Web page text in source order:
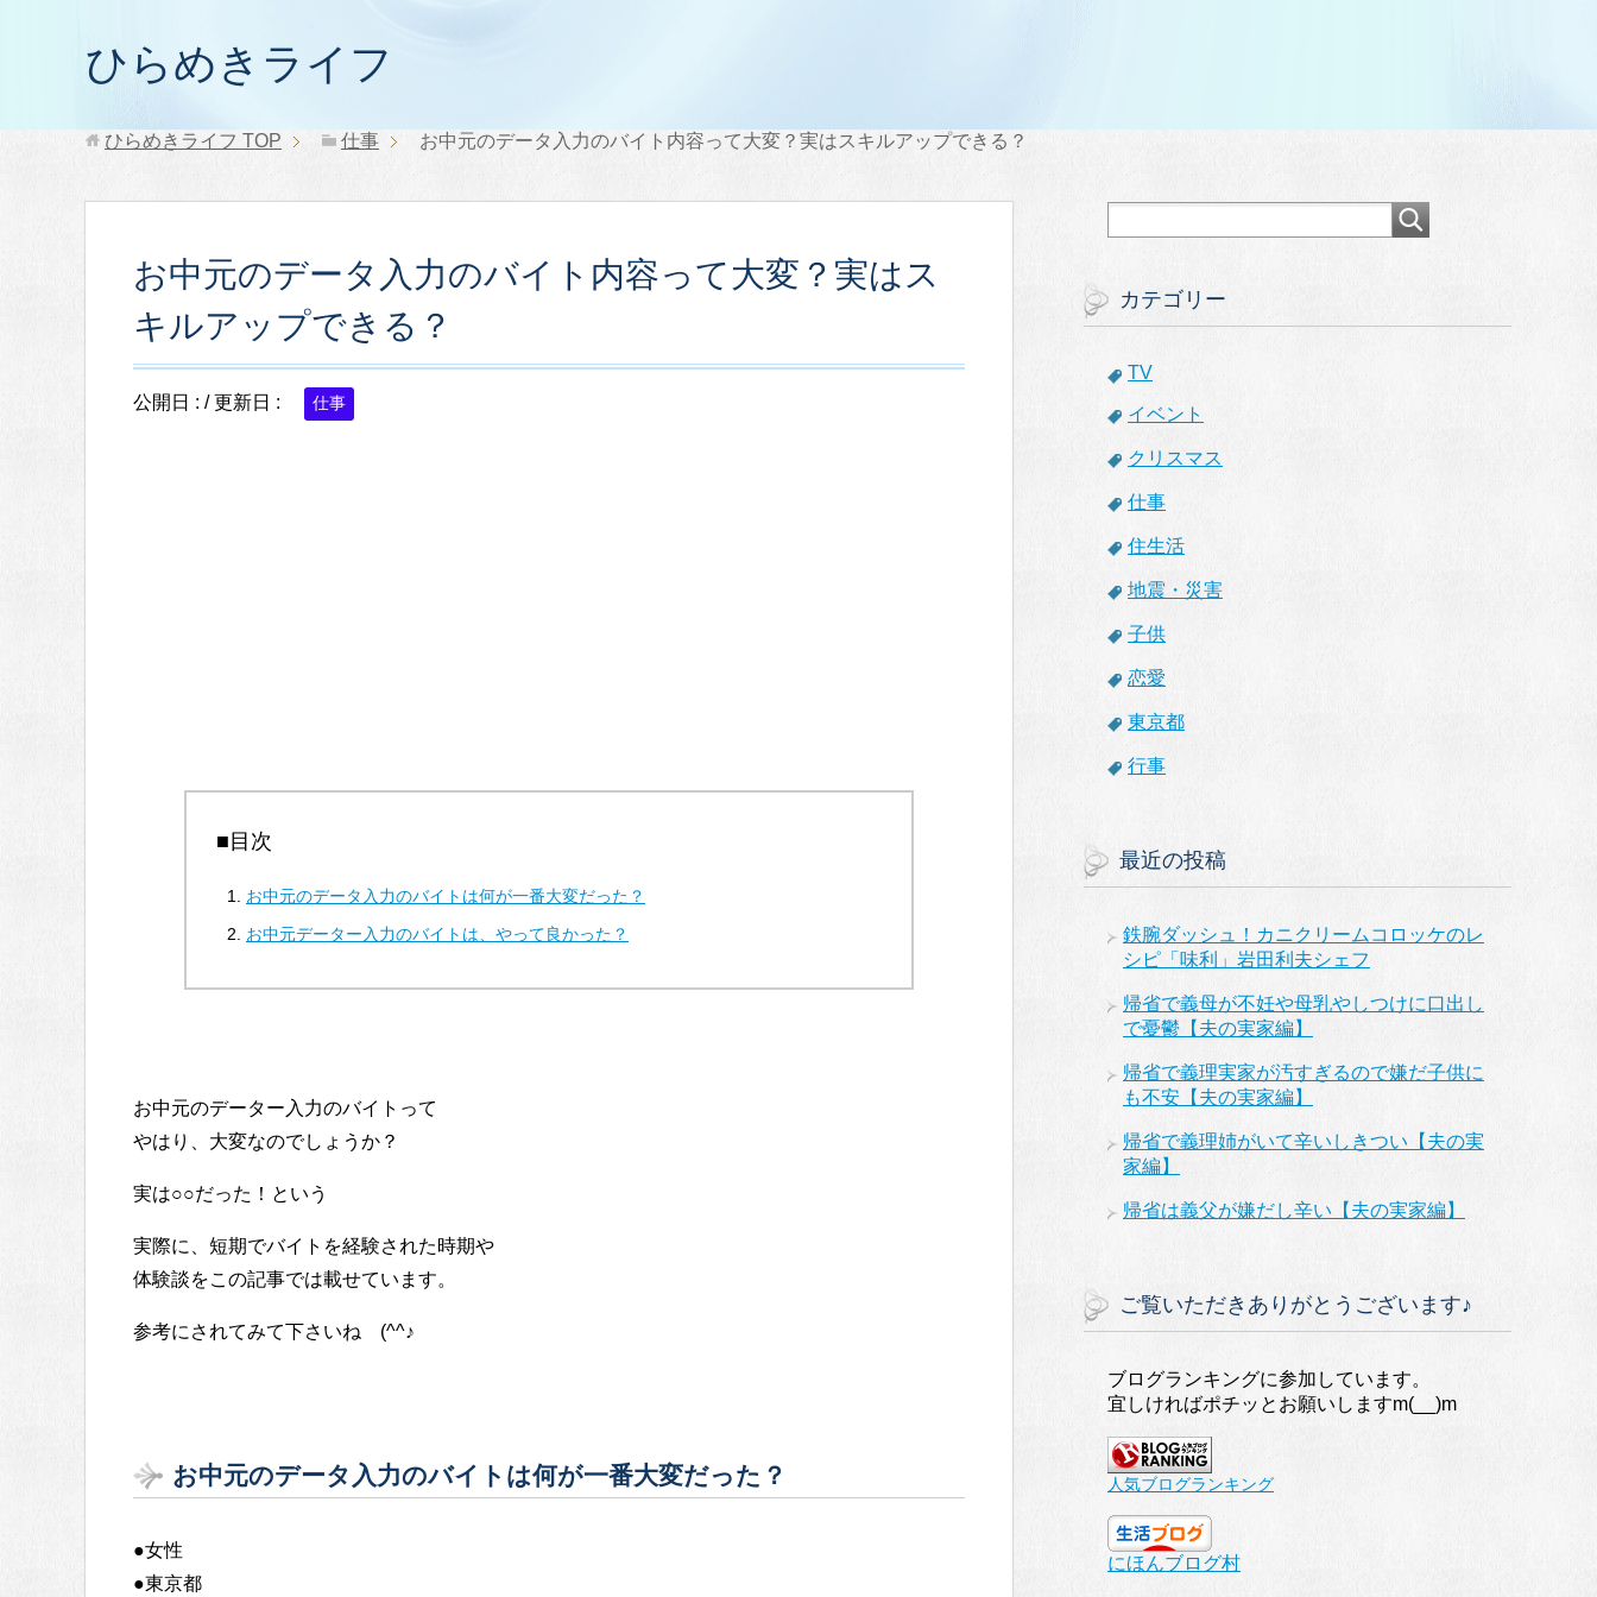
ひらめきライフ
ひらめきライフ TOP 仕事 お中元のデータ入力のバイト内容って大変？実はスキルアップできる？
お中元のデータ入力のバイト内容って大変？実はス
キルアップできる？
公開日 : / 更新日 : 仕事
■目次
お中元のデータ入力のバイトは何が一番大変だった？
お中元データー入力のバイトは、やって良かった？
お中元のデーター入力のバイトって
やはり、大変なのでしょうか？
実は○○だった！という
実際に、短期でバイトを経験された時期や
体験談をこの記事では載せています。
参考にされてみて下さいね (^^♪
お中元のデータ入力のバイトは何が一番大変だった？
●女性
●東京都
カテゴリー
TV
イベント
クリスマス
仕事
住生活
地震・災害
子供
恋愛
東京都
行事
最近の投稿
鉄腕ダッシュ！カニクリームコロッケのレ
シピ「味利」岩田利夫シェフ
帰省で義母が不妊や母乳やしつけに口出し
で憂鬱【夫の実家編】
帰省で義理実家が汚すぎるので嫌だ子供に
も不安【夫の実家編】
帰省で義理姉がいて辛いしきつい【夫の実
家編】
帰省は義父が嫌だし辛い【夫の実家編】
ご覧いただきありがとうございます♪
ブログランキングに参加しています。
宜しければポチッとお願いしますm(__)m
人気ブログランキング
にほんブログ村